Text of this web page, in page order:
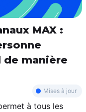
MAX :
de manière
Mises à jour
à tous les